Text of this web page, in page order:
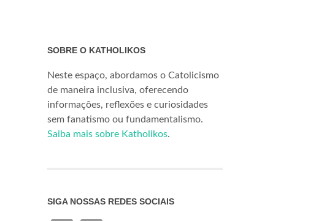
SOBRE O KATHOLIKOS
Neste espaço, abordamos o Catolicismo
de maneira inclusiva, oferecendo
informações, reflexões e curiosidades
sem fanatismo ou fundamentalismo.
Saiba mais sobre Katholikos.
SIGA NOSSAS REDES SOCIAIS